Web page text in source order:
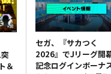
セガ、『サカつく
2026』でJリーグ開
記念ログインボーナ